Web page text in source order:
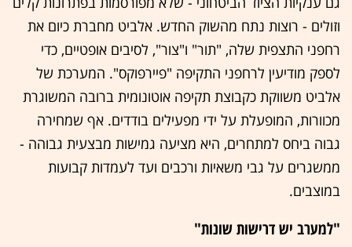
וזולים - רוצות נתח מהשוק החדש. אלביט מחברת כיום את
רחפני התצפית שלה, "תור" ו"צור", לסיבים אופטיים, כדי
לספק מודיעין לרחפני התקיפה "פיירפוקס". המערכת של
אלביט משווקת כקבוצת תקיפה אוטונומית ברובה המשוגרת
מכוורות, המופעלת על ידי מפעילים בודדים. אף שמחירה
גבוה ביחס למתחרים, היא מציעה גמישות מבצעית גבוהה -
ממשגרים על גבי משאיות ורכבים ועד לעמדות קבועות
במוצבים.
"למערב יש דרישות שונות"